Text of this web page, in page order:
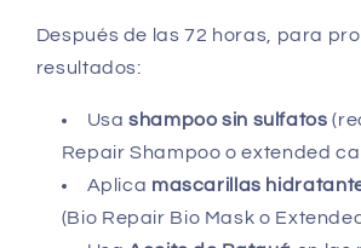
Después de las 72 horas, para
resultados:
Usashampoo sin sulfatos
Repair Shampoo o extended
Aplica mascarillas
(Bio Repair Bio Mask o